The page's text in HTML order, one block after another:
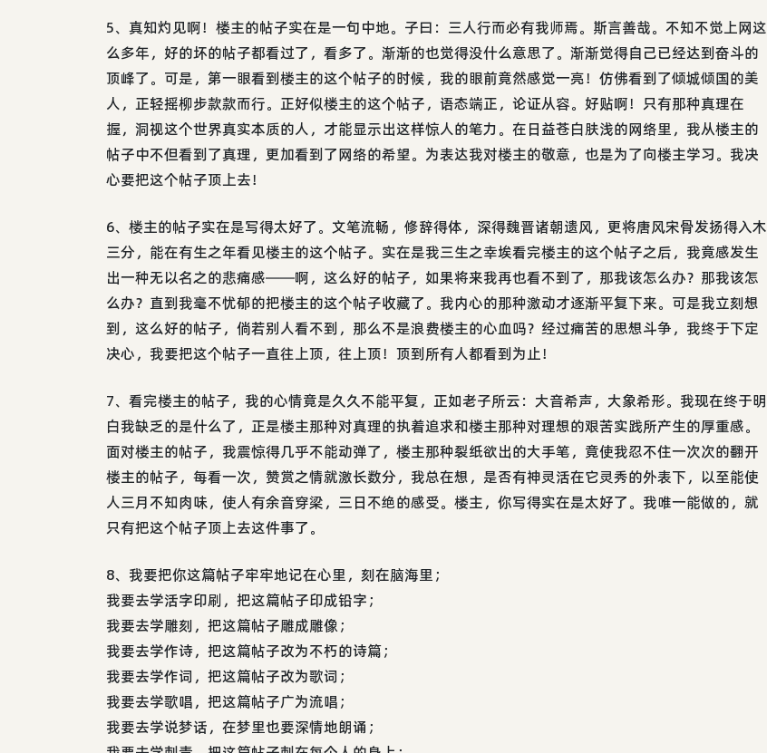
5、真知灼见啊！楼主的帖子实在是一句中地。子曰：三人行而必有我师焉。斯言善哉。不知不觉上网这
么多年，好的坏的帖子都看过了，看多了。渐渐的也觉得没什么意思了。渐渐觉得自己已经达到奋斗的
顶峰了。可是，第一眼看到楼主的这个帖子的时候，我的眼前竟然感觉一亮！仿佛看到了倾城倾国的美
人，正轻摇柳步款款而行。正好似楼主的这个帖子，语态端正，论证从容。好贴啊！只有那种真理在
握，洞视这个世界真实本质的人，才能显示出这样惊人的笔力。在日益苍白肤浅的网络里，我从楼主的
帖子中不但看到了真理，更加看到了网络的希望。为表达我对楼主的敬意，也是为了向楼主学习。我决
心要把这个帖子顶上去！
6、楼主的帖子实在是写得太好了。文笔流畅，修辞得体，深得魏晋诸朝遗风，更将唐风宋骨发扬得入木
三分，能在有生之年看见楼主的这个帖子。实在是我三生之幸埃看完楼主的这个帖子之后，我竟感发生
出一种无以名之的悲痛感――啊，这么好的帖子，如果将来我再也看不到了，那我该怎么办？那我该怎
么办？直到我毫不忧郁的把楼主的这个帖子收藏了。我内心的那种激动才逐渐平复下来。可是我立刻想
到，这么好的帖子，倘若别人看不到，那么不是浪费楼主的心血吗？经过痛苦的思想斗争，我终于下定
决心，我要把这个帖子一直往上顶，往上顶！顶到所有人都看到为止！
7、看完楼主的帖子，我的心情竟是久久不能平复，正如老子所云：大音希声，大象希形。我现在终于明
白我缺乏的是什么了，正是楼主那种对真理的执着追求和楼主那种对理想的艰苦实践所产生的厚重感。
面对楼主的帖子，我震惊得几乎不能动弹了，楼主那种裂纸欲出的大手笔，竟使我忍不住一次次的翻开
楼主的帖子，每看一次，赞赏之情就激长数分，我总在想，是否有神灵活在它灵秀的外表下，以至能使
人三月不知肉味，使人有余音穿梁，三日不绝的感受。楼主，你写得实在是太好了。我唯一能做的，就
只有把这个帖子顶上去这件事了。
8、我要把你这篇帖子牢牢地记在心里，刻在脑海里；
我要去学活字印刷，把这篇帖子印成铅字；
我要去学雕刻，把这篇帖子雕成雕像；
我要去学作诗，把这篇帖子改为不朽的诗篇；
我要去学作词，把这篇帖子改为歌词；
我要去学歌唱，把这篇帖子广为流唱；
我要去学说梦话，在梦里也要深情地朗诵；